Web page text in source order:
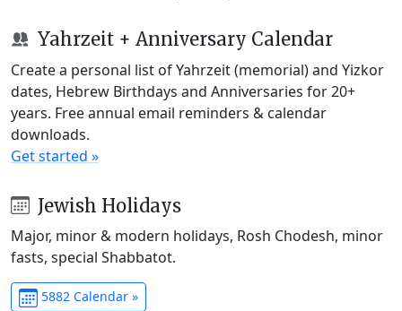
Yahrzeit + Anniversary Calendar
Create a personal list of Yahrzeit (memorial) and Yizkor
dates, Hebrew Birthdays and Anniversaries for 20+
years. Free annual email reminders & calendar
downloads.
Get started »
Jewish Holidays
Major, minor & modern holidays, Rosh Chodesh, minor
fasts, special Shabbatot.
5882 Calendar »